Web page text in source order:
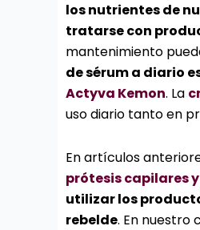
los nutrientes de
tratarse con
mantenimiento
de sérum a diario
Actyva Kemon. La
uso diario tanto en
En artículos
prótesis capilares
utilizar los
rebelde. En nuestro